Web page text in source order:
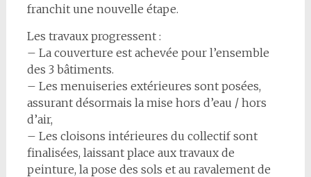
franchit une nouvelle étape.
Les travaux progressent :
– La couverture est achevée pour l’ensemble
des 3 bâtiments.
– Les menuiseries extérieures sont posées,
assurant désormais la mise hors d’eau / hors
d’air,
– Les cloisons intérieures du collectif sont
finalisées, laissant place aux travaux de
peinture, la pose des sols et au ravalement de